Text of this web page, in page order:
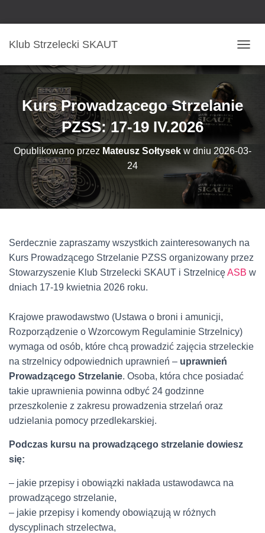
Klub Strzelecki SKAUT
R
Ą
A
I
G
A
C
Kurs Prowadzącego Strzelanie
PZSS: 17-19 IV.2026
Opublikowano przez Mateusz Sołtysek w dniu 2026-03-
24
Serdecznie zapraszamy wszystkich zainteresowanych na
Kurs Prowadzącego Strzelanie PZSS organizowany przez
Stowarzyszenie Klub Strzelecki SKAUT i StrzelnicęASB w
dniach 17-19 kwietnia 2026 roku.
Krajowe prawodawstwo (Ustawa o broni i amunicji,
Rozporządzenie o Wzorcowym Regulaminie Strzelnicy)
wymaga od osób, które chcą prowadzić zajęcia strzeleckie
na strzelnicy odpowiednich uprawnień – uprawnień
Prowadzącego Strzelanie. Osoba, która chce posiadać
takie uprawnienia powinna odbyć 24 godzinne
przeszkolenie z zakresu prowadzenia strzelań oraz
udzielania pomocy przedlekarskiej.
Podczas kursu na prowadzącego strzelanie dowiesz
się:
– jakie przepisy i obowiązki nakłada ustawodawca na
prowadzącego strzelanie,
– jakie przepisy i komendy obowiązują w różnych
dyscyplinach strzelectwa,